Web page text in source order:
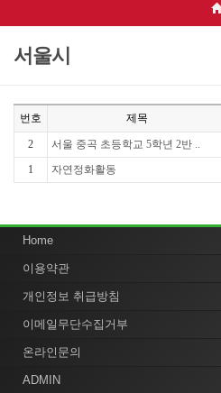
서울시
번호 제목
2 서울 중곡 초등학교 5학년 2반 ..
1
자연정화활동
Home
이용약관
개인정보 취급방침
이메일무단수집거부
온라인문의
ADMIN